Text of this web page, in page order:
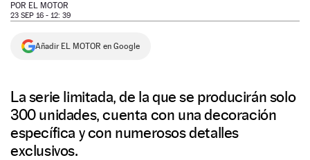
SERVICIOS
NEWSLETTER
POR EL MOTOR
23 SEP 16 - 12: 39
Añadir EL MOTOR en Google
La serie limitada, de la que se producirán solo
300 unidades, cuenta con una decoración
específica y con numerosos detalles
exclusivos.